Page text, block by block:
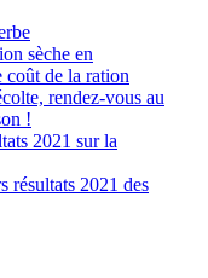
sèche en
coût de la ration
rendez-vous au
!
2021 sur la
résultats 2021 des